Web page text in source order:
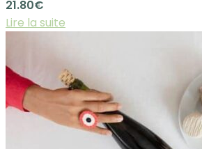
21.80€
Lire la suite